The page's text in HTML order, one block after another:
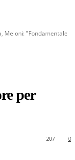
Meloni: "Fondamentale
per
0
207